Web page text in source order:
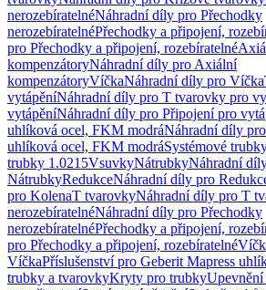
nerozebíratelnéNáhradní díly pro Přechodky
nerozebíratelnéPřechodky a připojení,
pro Přechodky a připojení, rozebíratelné
kompenzátoryNáhradní díly pro Axiální
kompenzátoryVíčkaNáhradní díly pro Víčka
vytápěníNáhradní díly pro T tvarovky pro
vytápěníNáhradní díly pro Připojení pro
uhlíková ocel, FKM modráNáhradní díly
uhlíková ocel, FKM modráSystémové
trubky 1.0215VsuvkyNátrubkyNáhradní
NátrubkyRedukceNáhradní díly pro
pro KolenaT tvarovkyNáhradní díly pro T
nerozebíratelnéNáhradní díly pro Přechodky
nerozebíratelnéPřechodky a připojení,
pro Přechodky a připojení, rozebíratelné
VíčkaPříslušenství pro Geberit Mapress
trubky a tvarovkyKryty pro trubky